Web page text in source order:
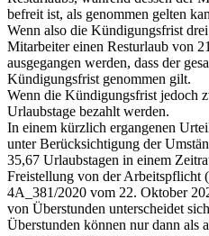
befreit ist, als genommen gelten
Wenn also die Kündigungsfrist
Mitarbeiter einen Resturlaub von
ausgegangen werden, dass der
Kündigungsfrist genommen gilt.
Wenn die Kündigungsfrist jedoch
Urlaubstage bezahlt werden.
In einem kürzlich ergangenen
unter Berücksichtigung der
35,67 Urlaubstagen in einem
Freistellung von der Arbeitspflicht
4A_381/2020 vom 22. Oktober
von Überstunden unterscheidet
Überstunden können nur dann als